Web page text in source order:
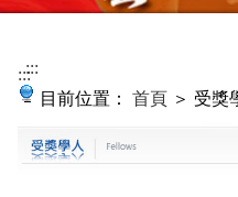
::::::
目前位置： 首頁 ＞ 受獎